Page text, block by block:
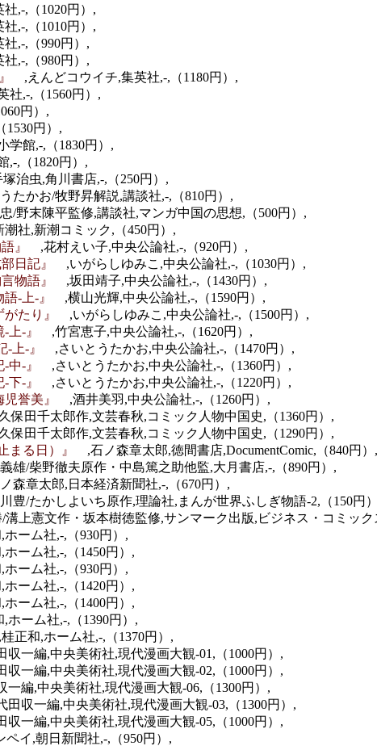
,-,（1020円）,
,-,（1010円）,
,-,（990円）,
,-,（980円）,
』 ,えんどコウイチ,集英社,-,（1180円）,
社,-,（1560円）,
円）,
1530円）,
学館,-,（1830円）,
,-,（1820円）,
塚治虫,角川書店,-,（250円）,
たかお/牧野昇解説,講談社,-,（810円）,
/野末陳平監修,講談社,マンガ中国の思想,（500円）,
潮社,新潮コミック,（450円）,
語』 ,花村えい子,中央公論社,-,（920円）,
部日記』 ,いがらしゆみこ,中央公論社,-,（1030円）,
言物語』 ,坂田靖子,中央公論社,-,（1430円）,
語-上-』 ,横山光輝,中央公論社,-,（1590円）,
がたり』 ,いがらしゆみこ,中央公論社,-,（1500円）,
-上-』 ,竹宮恵子,中央公論社,-,（1620円）,
-上-』 ,さいとうたかお,中央公論社,-,（1470円）,
-中-』 ,さいとうたかお,中央公論社,-,（1360円）,
-下-』 ,さいとうたかお,中央公論社,-,（1220円）,
児誉美』 ,酒井美羽,中央公論社,-,（1260円）,
保田千太郎作,文芸春秋,コミック人物中国史,（1360円）,
保田千太郎作,文芸春秋,コミック人物中国史,（1290円）,
まる日）』 ,石ノ森章太郎,徳間書店,DocumentComic,（840円）,
雄/柴野徹夫原作・中島篤之助他監,大月書店,-,（890円）,
森章太郎,日本経済新聞社,-,（670円）,
豊/たかしよいち原作,理論社,まんが世界ふしぎ物語-2,（150円
/溝上憲文作・坂本樹徳監修,サンマーク出版,ビジネス・コミック
ホーム社,-,（930円）,
ホーム社,-,（1450円）,
ホーム社,-,（930円）,
ホーム社,-,（1420円）,
ホーム社,-,（1400円）,
,ホーム社,-,（1390円）,
,桂正和,ホーム社,-,（1370円）,
収一編,中央美術社,現代漫画大観-01,（1000円）,
収一編,中央美術社,現代漫画大観-02,（1000円）,
一編,中央美術社,現代漫画大観-06,（1300円）,
田収一編,中央美術社,現代漫画大観-03,（1300円）,
収一編,中央美術社,現代漫画大観-05,（1000円）,
ペイ,朝日新聞社,-,（950円）,